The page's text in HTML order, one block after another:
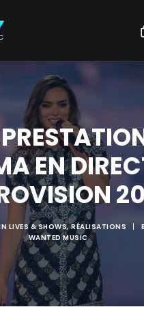
EN
LIVES & SHOWS,RÉALISATIONS |
WANTED MUSIC